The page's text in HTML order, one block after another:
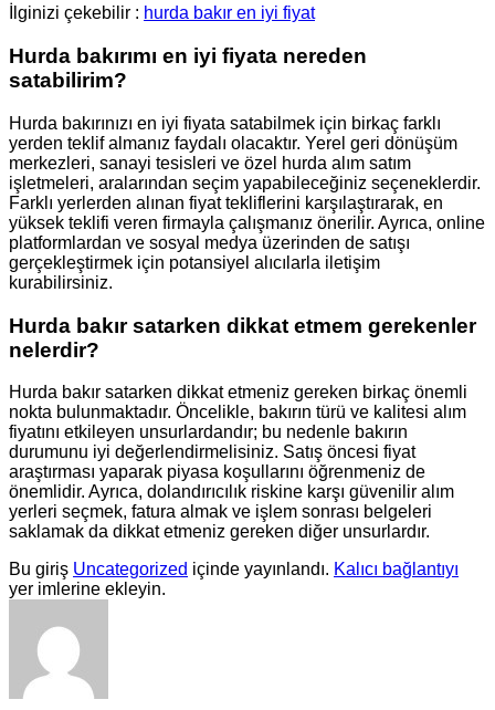
İlginizi çekebilir : hurda bakır en iyi fiyat
Hurda bakırımı en iyi fiyata nereden
satabilirim?
Hurda bakırınızı en iyi fiyata satabilmek için birkaç farklı
yerden teklif almanız faydalı olacaktır. Yerel geri dönüşüm
merkezleri, sanayi tesisleri ve özel hurda alım satım
işletmeleri, aralarından seçim yapabileceğiniz seçeneklerdir.
Farklı yerlerden alınan fiyat tekliflerini karşılaştırarak, en
yüksek teklifi veren firmayla çalışmanız önerilir. Ayrıca, online
platformlardan ve sosyal medya üzerinden de satışı
gerçekleştirmek için potansiyel alıcılarla iletişim
kurabilirsiniz.
Hurda bakır satarken dikkat etmem gerekenler
nelerdir?
Hurda bakır satarken dikkat etmeniz gereken birkaç önemli
nokta bulunmaktadır. Öncelikle, bakırın türü ve kalitesi alım
fiyatını etkileyen unsurlardandır; bu nedenle bakırın
durumunu iyi değerlendirmelisiniz. Satış öncesi fiyat
araştırması yaparak piyasa koşullarını öğrenmeniz de
önemlidir. Ayrıca, dolandırıcılık riskine karşı güvenilir alım
yerleri seçmek, fatura almak ve işlem sonrası belgeleri
saklamak da dikkat etmeniz gereken diğer unsurlardır.
Bu giriş Uncategorized içinde yayınlandı. Kalıcı bağlantıyı
yer imlerine ekleyin.